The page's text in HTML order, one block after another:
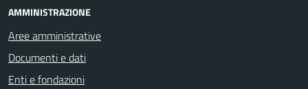
AMMINISTRAZIONE
Aree amministrative
Documenti e dati
Enti e fondazioni